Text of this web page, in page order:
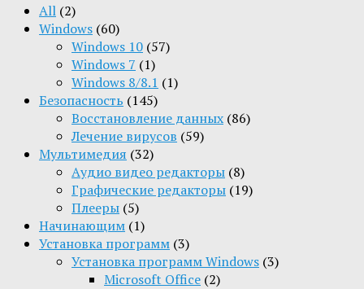
All (2)
Windows (60)
Windows 10 (57)
Windows 7 (1)
Windows 8/8.1 (1)
Безопасность (145)
Восстановление данных (86)
Лечение вирусов (59)
Мультимедия (32)
Aудио видео редакторы (8)
Графические редакторы (19)
Плееры (5)
Начинающим (1)
Установка программ (3)
Установка программ Windows (3)
Microsoft Office (2)